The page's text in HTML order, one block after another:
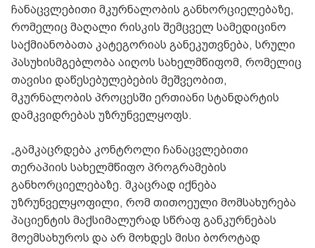
ჩანაცვლებითი მკურნალობის განხორციელებაზე,
რომელიც მაღალი რისკის შემცველ სამედიცინო
საქმიანობათა კატეგორიას განეკუთვნება, სრული
პასუხისმგებლობა აიღოს სახელმწიფომ, რომელიც
თავისი დაწესებულებების მეშვეობით,
მკურნალობის პროცესში ერთიანი სტანდარტის
დამკვიდრებას უზრუნველყოფს.
„გამკაცრდება კონტროლი ჩანაცვლებითი
თერაპიის სახელმწიფო პროგრამების
განხორციელებაზე. მკაცრად იქნება
უზრუნველყოფილი, რომ თითოეული მომსახურება
პაციენტის მაქსიმალურად სწრაფ განკურნებას
მოემსახუროს და არ მოხდეს მისი ბოროტად